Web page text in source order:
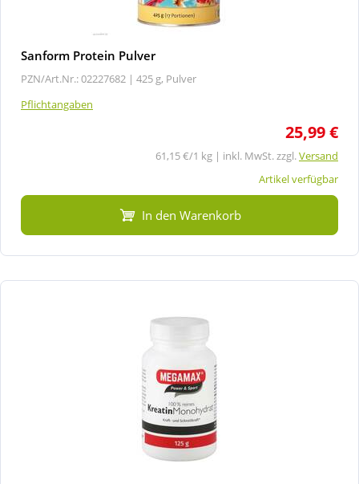
Sanform Protein Pulver
PZN/Art.Nr.: 02227682 | 425 g, Pulver
Pflichtangaben
25,99 €
61,15 €/1 kg | inkl. MwSt. zzgl.Versand
Artikel verfügbar
In den Warenkorb